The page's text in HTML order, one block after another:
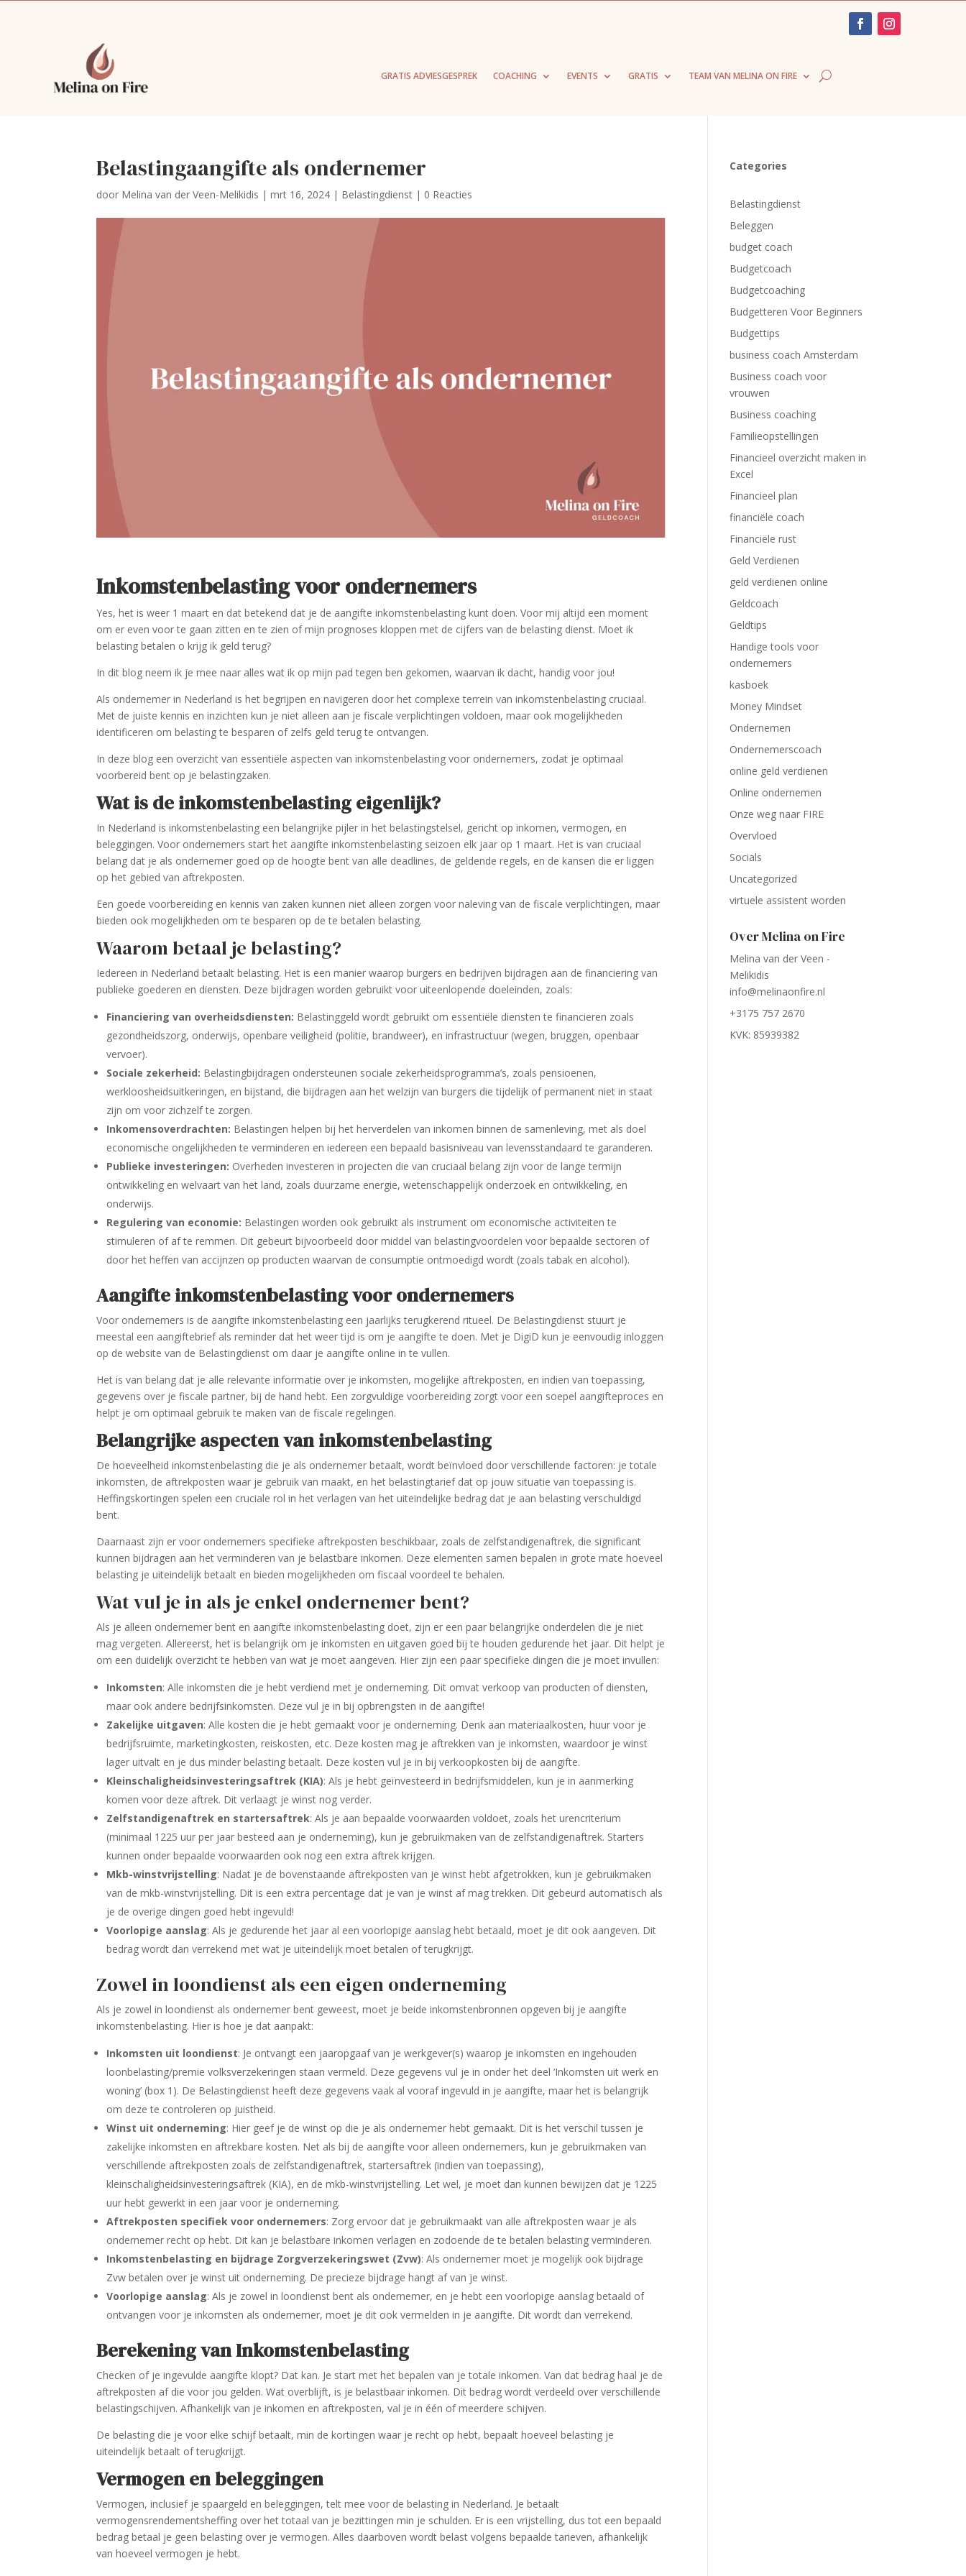
GRATIS ADVIESGESPREK COACHING EVENTS GRATIS TEAM VAN MELINA ON FIRE
Belastingaangifte als ondernemer
door Melina van der Veen-Melikidis |mrt 16, 2024 | Belastingdienst | 0 Reacties
Inkomstenbelasting voor ondernemers
Yes, het is weer 1 maart en dat betekend dat je de aangifte inkomstenbelasting kunt doen. Voor mij altijd een moment
om er even voor te gaan zitten en te zien of mijn prognoses kloppen met de cijfers van de belasting dienst. Moet ik
belasting betalen o krijg ik geld terug?
In dit blog neem ik je mee naar alles wat ik op mijn pad tegen ben gekomen, waarvan ik dacht, handig voor jou!
Als ondernemer in Nederland is het begrijpen en navigeren door het complexe terrein van inkomstenbelasting cruciaal.
Met de juiste kennis en inzichten kun je niet alleen aan je fiscale verplichtingen voldoen, maar ook mogelijkheden
identificeren om belasting te besparen of zelfs geld terug te ontvangen.
In deze blog een overzicht van essentiële aspecten van inkomstenbelasting voor ondernemers, zodat je optimaal
voorbereid bent op je belastingzaken.
Wat is de inkomstenbelasting eigenlijk?
In Nederland is inkomstenbelasting een belangrijke pijler in het belastingstelsel, gericht op inkomen, vermogen, en
beleggingen. Voor ondernemers start het aangifte inkomstenbelasting seizoen elk jaar op 1 maart. Het is van cruciaal
belang dat je als ondernemer goed op de hoogte bent van alle deadlines, de geldende regels, en de kansen die er liggen
op het gebied van aftrekposten.
Een goede voorbereiding en kennis van zaken kunnen niet alleen zorgen voor naleving van de fiscale verplichtingen, maar
bieden ook mogelijkheden om te besparen op de te betalen belasting.
Waarom betaal je belasting?
Iedereen in Nederland betaalt belasting. Het is een manier waarop burgers en bedrijven bijdragen aan de financiering van
publieke goederen en diensten. Deze bijdragen worden gebruikt voor uiteenlopende doeleinden, zoals:
Financiering van overheidsdiensten: Belastinggeld wordt gebruikt om essentiële diensten te financieren zoals
gezondheidszorg, onderwijs, openbare veiligheid (politie, brandweer), en infrastructuur (wegen, bruggen, openbaar
vervoer).
Sociale zekerheid: Belastingbijdragen ondersteunen sociale zekerheidsprogramma’s, zoals pensioenen,
werkloosheidsuitkeringen, en bijstand, die bijdragen aan het welzijn van burgers die tijdelijk of permanent niet in staat
zijn om voor zichzelf te zorgen.
Inkomensoverdrachten: Belastingen helpen bij het herverdelen van inkomen binnen de samenleving, met als doel
economische ongelijkheden te verminderen en iedereen een bepaald basisniveau van levensstandaard te garanderen.
Publieke investeringen: Overheden investeren in projecten die van cruciaal belang zijn voor de lange termijn
ontwikkeling en welvaart van het land, zoals duurzame energie, wetenschappelijk onderzoek en ontwikkeling, en
onderwijs.
Regulering van economie: Belastingen worden ook gebruikt als instrument om economische activiteiten te
stimuleren of af te remmen. Dit gebeurt bijvoorbeeld door middel van belastingvoordelen voor bepaalde sectoren of
door het heffen van accijnzen op producten waarvan de consumptie ontmoedigd wordt (zoals tabak en alcohol).
Aangifte inkomstenbelasting voor ondernemers
Voor ondernemers is de aangifte inkomstenbelasting een jaarlijks terugkerend ritueel. De Belastingdienst stuurt je
meestal een aangiftebrief als reminder dat het weer tijd is om je aangifte te doen. Met je DigiD kun je eenvoudig inloggen
op de website van de Belastingdienst om daar je aangifte online in te vullen.
Het is van belang dat je alle relevante informatie over je inkomsten, mogelijke aftrekposten, en indien van toepassing,
gegevens over je fiscale partner, bij de hand hebt. Een zorgvuldige voorbereiding zorgt voor een soepel aangifteproces en
helpt je om optimaal gebruik te maken van de fiscale regelingen.
Belangrijke aspecten van inkomstenbelasting
De hoeveelheid inkomstenbelasting die je als ondernemer betaalt, wordt beïnvloed door verschillende factoren: je totale
inkomsten, de aftrekposten waar je gebruik van maakt, en het belastingtarief dat op jouw situatie van toepassing is.
Heffingskortingen spelen een cruciale rol in het verlagen van het uiteindelijke bedrag dat je aan belasting verschuldigd
bent.
Daarnaast zijn er voor ondernemers specifieke aftrekposten beschikbaar, zoals de zelfstandigenaftrek, die significant
kunnen bijdragen aan het verminderen van je belastbare inkomen. Deze elementen samen bepalen in grote mate hoeveel
belasting je uiteindelijk betaalt en bieden mogelijkheden om fiscaal voordeel te behalen.
Wat vul je in als je enkel ondernemer bent?
Als je alleen ondernemer bent en aangifte inkomstenbelasting doet, zijn er een paar belangrijke onderdelen die je niet
mag vergeten. Allereerst, het is belangrijk om je inkomsten en uitgaven goed bij te houden gedurende het jaar. Dit helpt je
om een duidelijk overzicht te hebben van wat je moet aangeven. Hier zijn een paar specifieke dingen die je moet invullen:
Inkomsten: Alle inkomsten die je hebt verdiend met je onderneming. Dit omvat verkoop van producten of diensten,
maar ook andere bedrijfsinkomsten. Deze vul je in bij opbrengsten in de aangifte!
Zakelijke uitgaven: Alle kosten die je hebt gemaakt voor je onderneming. Denk aan materiaalkosten, huur voor je
bedrijfsruimte, marketingkosten, reiskosten, etc. Deze kosten mag je aftrekken van je inkomsten, waardoor je winst
lager uitvalt en je dus minder belasting betaalt. Deze kosten vul je in bij verkoopkosten bij de aangifte.
Kleinschaligheidsinvesteringsaftrek (KIA): Als je hebt geïnvesteerd in bedrijfsmiddelen, kun je in aanmerking
komen voor deze aftrek. Dit verlaagt je winst nog verder.
Zelfstandigenaftrek en startersaftrek: Als je aan bepaalde voorwaarden voldoet, zoals het urencriterium
(minimaal 1225 uur per jaar besteed aan je onderneming), kun je gebruikmaken van de zelfstandigenaftrek. Starters
kunnen onder bepaalde voorwaarden ook nog een extra aftrek krijgen.
Mkb-winstvrijstelling: Nadat je de bovenstaande aftrekposten van je winst hebt afgetrokken, kun je gebruikmaken
van de mkb-winstvrijstelling. Dit is een extra percentage dat je van je winst af mag trekken. Dit gebeurd automatisch als
je de overige dingen goed hebt ingevuld!
Voorlopige aanslag: Als je gedurende het jaar al een voorlopige aanslag hebt betaald, moet je dit ook aangeven. Dit
bedrag wordt dan verrekend met wat je uiteindelijk moet betalen of terugkrijgt.
Zowel in loondienst als een eigen onderneming
Als je zowel in loondienst als ondernemer bent geweest, moet je beide inkomstenbronnen opgeven bij je aangifte
inkomstenbelasting. Hier is hoe je dat aanpakt:
Inkomsten uit loondienst: Je ontvangt een jaaropgaaf van je werkgever(s) waarop je inkomsten en ingehouden
loonbelasting/premie volksverzekeringen staan vermeld. Deze gegevens vul je in onder het deel ‘Inkomsten uit werk en
woning’ (box 1). De Belastingdienst heeft deze gegevens vaak al vooraf ingevuld in je aangifte, maar het is belangrijk
om deze te controleren op juistheid.
Winst uit onderneming: Hier geef je de winst op die je als ondernemer hebt gemaakt. Dit is het verschil tussen je
zakelijke inkomsten en aftrekbare kosten. Net als bij de aangifte voor alleen ondernemers, kun je gebruikmaken van
verschillende aftrekposten zoals de zelfstandigenaftrek, startersaftrek (indien van toepassing),
kleinschaligheidsinvesteringsaftrek (KIA), en de mkb-winstvrijstelling. Let wel, je moet dan kunnen bewijzen dat je 1225
uur hebt gewerkt in een jaar voor je onderneming.
Aftrekposten specifiek voor ondernemers: Zorg ervoor dat je gebruikmaakt van alle aftrekposten waar je als
ondernemer recht op hebt. Dit kan je belastbare inkomen verlagen en zodoende de te betalen belasting verminderen.
Inkomstenbelasting en bijdrage Zorgverzekeringswet (Zvw): Als ondernemer moet je mogelijk ook bijdrage
Zvw betalen over je winst uit onderneming. De precieze bijdrage hangt af van je winst.
Voorlopige aanslag: Als je zowel in loondienst bent als ondernemer, en je hebt een voorlopige aanslag betaald of
ontvangen voor je inkomsten als ondernemer, moet je dit ook vermelden in je aangifte. Dit wordt dan verrekend.
Berekening van Inkomstenbelasting
Checken of je ingevulde aangifte klopt? Dat kan. Je start met het bepalen van je totale inkomen. Van dat bedrag haal je de
aftrekposten af die voor jou gelden. Wat overblijft, is je belastbaar inkomen. Dit bedrag wordt verdeeld over verschillende
belastingschijven. Afhankelijk van je inkomen en aftrekposten, val je in één of meerdere schijven.
De belasting die je voor elke schijf betaalt, min de kortingen waar je recht op hebt, bepaalt hoeveel belasting je
uiteindelijk betaalt of terugkrijgt.
Vermogen en beleggingen
Vermogen, inclusief je spaargeld en beleggingen, telt mee voor de belasting in Nederland. Je betaalt
vermogensrendementsheffing over het totaal van je bezittingen min je schulden. Er is een vrijstelling, dus tot een bepaald
bedrag betaal je geen belasting over je vermogen. Alles daarboven wordt belast volgens bepaalde tarieven, afhankelijk
van hoeveel vermogen je hebt.
Categories
Belastingdienst
Beleggen
budget coach
Budgetcoach
Budgetcoaching
Budgetteren Voor Beginners
Budgettips
business coach Amsterdam
Business coach voor
vrouwen
Business coaching
Familieopstellingen
Financieel overzicht maken in
Excel
Financieel plan
financiële coach
Financiële rust
Geld Verdienen
geld verdienen online
Geldcoach
Geldtips
Handige tools voor
ondernemers
kasboek
Money Mindset
Ondernemen
Ondernemerscoach
online geld verdienen
Online ondernemen
Onze weg naar FIRE
Overvloed
Socials
Uncategorized
virtuele assistent worden
Over Melina on Fire
Melina van der Veen -
Melikidis
info@melinaonfire.nl
+3175 757 2670
KVK: 85939382